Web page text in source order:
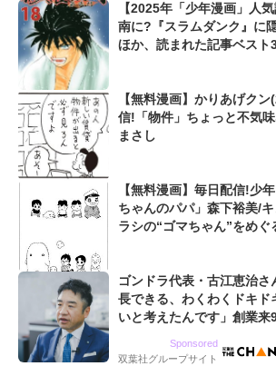
【2025年「少年漫画」人
南に?『スラムダンク』に
ほか、読まれた記事ベスト
【無料漫画】かりあげク
信!「物件」ちょっと不気
まさし
【無料漫画】毎日配信!少
ちゃんのパパ」森下裕美/
ラシの“ゴマちゃん”をめ
ゴンドラ代表・古江恵治さ
長できる、わくわくドキド
いと考えたんです」創業来
Sponsored
双葉社グループサイト